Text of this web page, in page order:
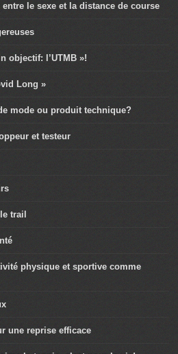
le sexe et la distance de course
objectif: l’UTMB »!
Long »
mode ou produit technique?
et testeur
trail
physique et sportive comme
une reprise efficace